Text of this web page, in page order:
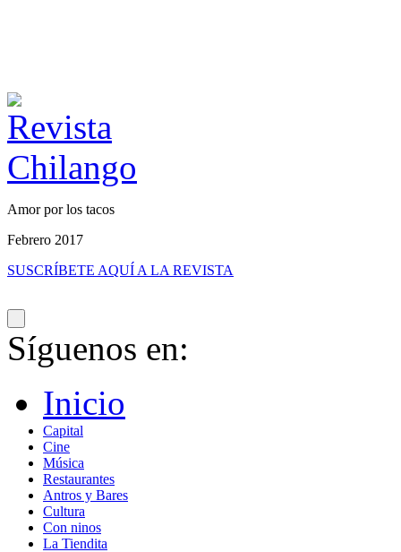
Amor por los tacos
Febrero 2017
SUSCRÍBETE AQUÍ A LA REVISTA
Síguenos en:
Inicio
Capital
Cine
Música
Restaurantes
Antros y Bares
Cultura
Con ninos
La Tiendita